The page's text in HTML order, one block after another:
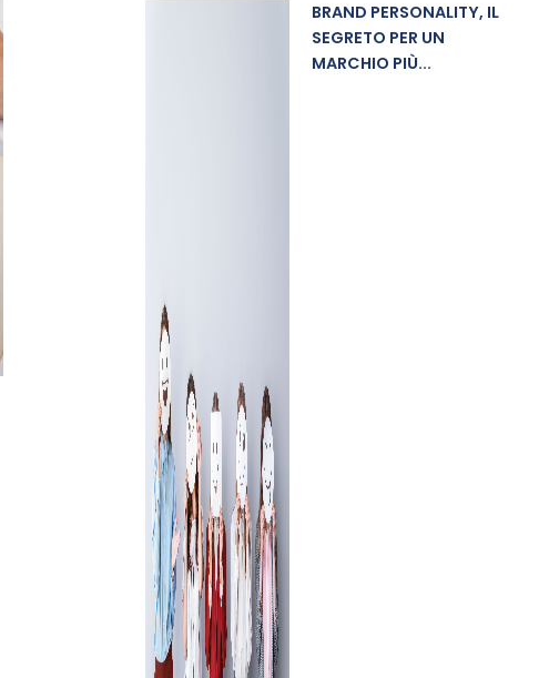
BRAND PERSONALITY, IL
SEGRETO PER UN
MARCHIO PIÙ...